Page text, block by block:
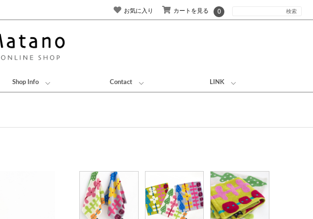
お気に入り カートを見る 0
Shop Info Contact LINK